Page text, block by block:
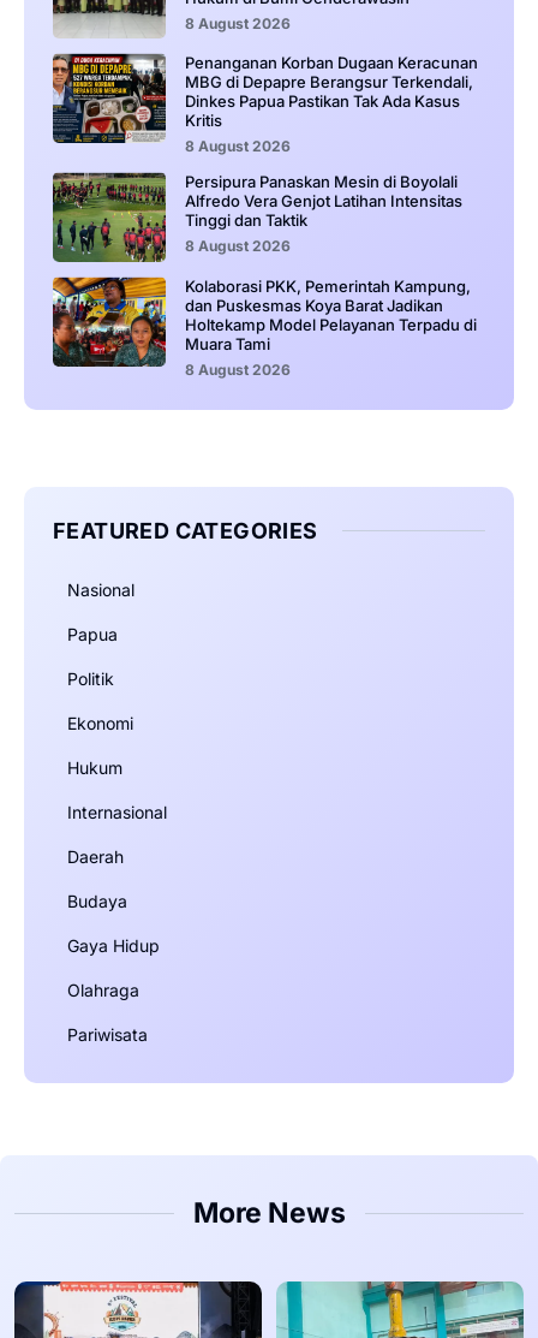
8 August 2026
Penanganan Korban Dugaan Keracunan
MBG di Depapre Berangsur Terkendali,
Dinkes Papua Pastikan Tak Ada Kasus
Kritis
8 August 2026
Persipura Panaskan Mesin di Boyolali
Alfredo Vera Genjot Latihan Intensitas
Tinggi dan Taktik
8 August 2026
Kolaborasi PKK, Pemerintah Kampung,
dan Puskesmas Koya Barat Jadikan
Holtekamp Model Pelayanan Terpadu di
Muara Tami
8 August 2026
FEATURED CATEGORIES
Nasional
Papua
Politik
Ekonomi
Hukum
Internasional
Daerah
Budaya
Gaya Hidup
Olahraga
Pariwisata
More News